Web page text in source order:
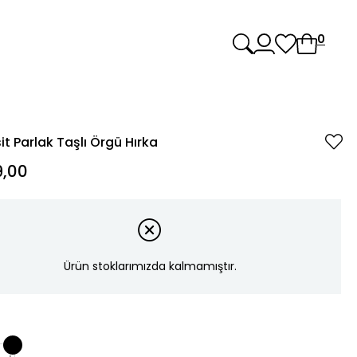
0
Parlak Taşlı Örgü Hırka
Ürün stoklarımızda kalmamıştır.